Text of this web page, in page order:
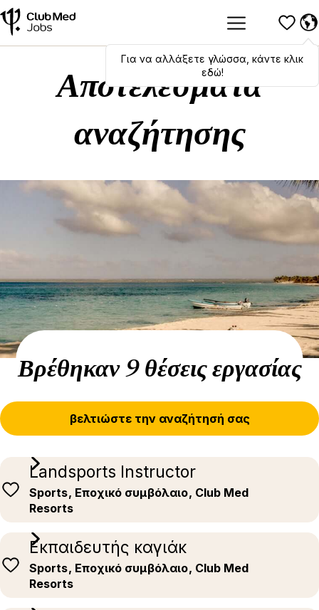
Hola,bonjour ,ciao! To switch
languages, click here!
Για να αλλάξετε γλώσσα, κάντε κλικ
εδώ!
Αποτελέσματα
αναζήτησης
Βρέθηκαν 9 θέσεις εργασίας
βελτιώστε την αναζήτησή σας
Landsports Instructor
Sports, Εποχικό συμβόλαιο, Club Med
Resorts
Εκπαιδευτής καγιάκ
Sports, Εποχικό συμβόλαιο, Club Med
Resorts